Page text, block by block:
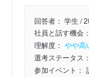
回答者： 学生 /
社員と話す機会：
理解度： やや高
選考ステータス：
参加イベント：